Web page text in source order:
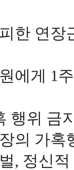
연장근
1주
행위 금
가혹행
, 정신